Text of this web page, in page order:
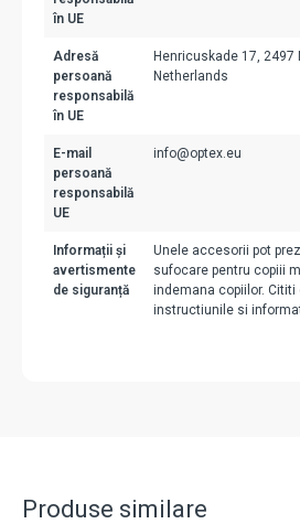
în UE
Adresă
persoană
responsabilă
în UE
Henricuskade 17, 2497
Netherlands
E-mail
persoană
responsabilă
UE
info@optex.eu
Informații și
avertismente
de siguranță
Unele accesorii pot
sufocare pentru copiii
indemana copiilor.
instructiunile si
Produse similare